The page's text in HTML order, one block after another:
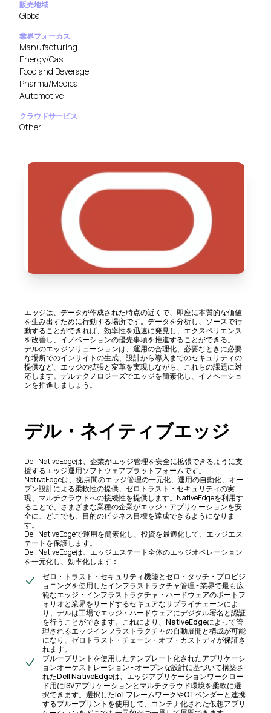
販売地域
Global
業界フォーカス
Manufacturing
Energy/Gas
Food and Beverage
Pharma/Medical
Automotive
クラウドサービス
Other
エッジは、データが作成された時点の近くで、即座に本質的な価値
を生み出すために行動する場所です。データを分析し、ソースで行
動することができれば、効率性を迅速に発見し、エクスペリエンス
を改善し、イノベーションの優先事項を推進することができる。
デルのエッジソリューションは、運用の合理化、必要なときに必要
な場所でのインサイトの生成、設計から導入までのセキュリティの
提供など、エッジの拡張と変革を実現しながら、これらの課題に対
応します。デルテクノロジーズでエッジを簡素化し、イノベーショ
ンを推進しましょう。
デル・ネイティブエッジ
Dell NativeEdgeは、企業がエッジ管理を安全に拡張できるように支
援するエッジ運用ソフトウェアプラットフォームです。
NativeEdgeは、拠点間のエッジ管理の一元化、運用の自動化、オー
プン設計による柔軟性の提供、ゼロトラスト・セキュリティの実
現、マルチクラウドへの接続性を提供します。NativeEdgeを利用す
ることで、さまざまな業種の企業がエッジ・アプリケーションを安
全に、どこでも、目的のビジネス目標を達成できるようになりま
す。
Dell NativeEdgeで運用を簡素化し、投資を最適化して、エッジエス
テートを保護します。
Dell NativeEdgeは、エッジエステート全体のエッジオペレーション
を一元化し、効率化します：
ゼロ・トラスト・セキュリティ機能とゼロ・タッチ・プロビジ
ョニングを使用したインフラストラクチャ管理 - 業界で最も広
範なエッジ・インフラストラクチャ・ハードウェアのポートフ
ォリオと業界をリードするセキュアなサプライチェーンによ
り、デルは工場でエッジ・ハードウェアにデジタル署名と認証
を行うことができます。これにより、NativeEdgeによって管
理されるエッジインフラストラクチャの自動展開と構成が可能
になり、ゼロトラスト・チェーン・オブ・カストディが保証さ
れます。
ブループリントを使用したテンプレート化されたアプリケーシ
ョンオーケストレーション - オープンな設計に基づいて構築さ
れたDell NativeEdgeは、エッジアプリケーションワークロー
ド用にISVアプリケーションとマルチクラウド環境を柔軟に選
択できます。選択したIoTフレームワークやOTベンダーと連携
するブループリントを使用して、コンテナ化された仮想アプリ